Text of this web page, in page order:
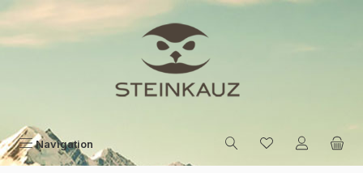
Zum Hauptinhalt springen
Navigation